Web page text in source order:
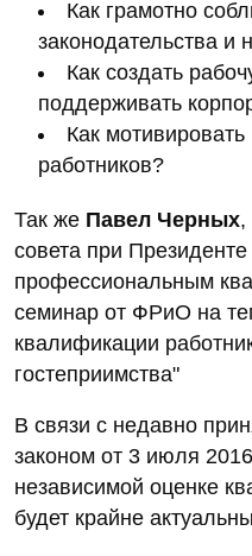
Как грамотно
законодательства и
Как создать
поддерживать
Как
работников?
Так же Павел Черных,
совета при
профессиональным
семинар от ФРиО на
квалификации
гостеприимства"
В связи с недавно
законом от 3 июля
независимой оценке
будет крайне